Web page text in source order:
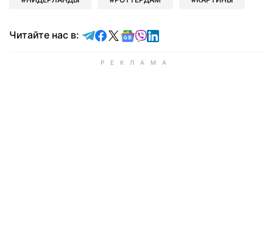
Читайте нас в: Читайте в Telegram
Читайте в Facebook
Читайте в X
Читайте в Google news
Читайте в Viber
Читайте в LinkedIn